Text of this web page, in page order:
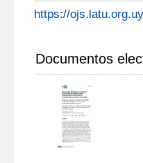
https://
Documentos